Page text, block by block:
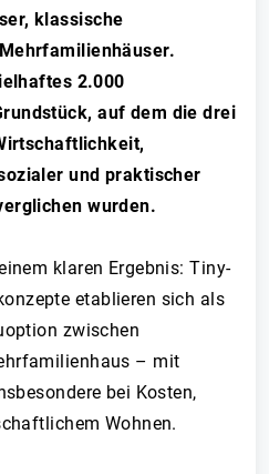
klassische
2.000
auf dem die drei
und praktischer
wurden.
klaren Ergebnis: Tiny-
etablieren sich als
zwischen
– mit
bei Kosten,
Wohnen.